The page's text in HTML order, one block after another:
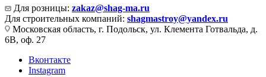
Для розницы: zakaz@shag-ma.ru
Для строительных компаний: shagmastroy@yandex.ru
Московская область, г. Подольск, ул. Клемента Готвальда, д.
6В, оф. 27
Вконтакте
Instagram